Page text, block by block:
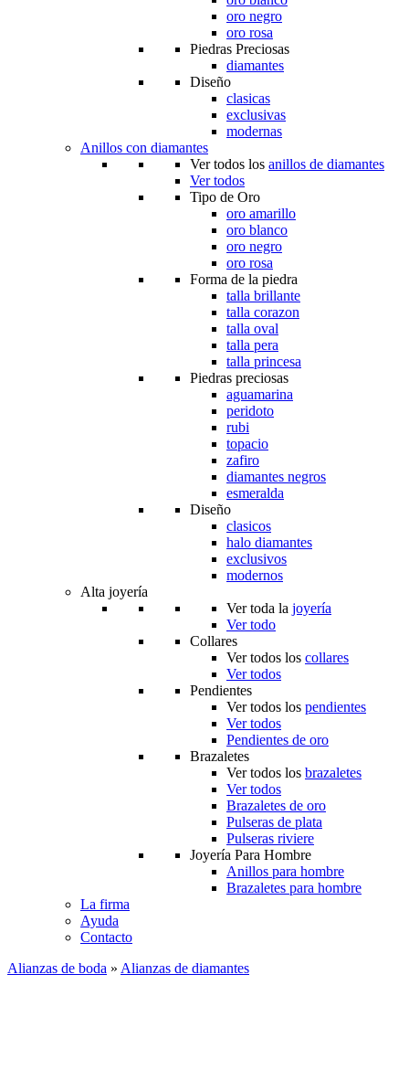
oro negro
oro rosa
Piedras Preciosas
diamantes
Diseño
clasicas
exclusivas
modernas
Anillos con diamantes
Ver todos los anillos de diamantes
Ver todos
Tipo de Oro
oro amarillo
oro blanco
oro negro
oro rosa
Forma de la piedra
talla brillante
talla corazon
talla oval
talla pera
talla princesa
Piedras preciosas
aguamarina
peridoto
rubi
topacio
zafiro
diamantes negros
esmeralda
Diseño
clasicos
halo diamantes
exclusivos
modernos
Alta joyería
Ver toda la joyería
Ver todo
Collares
Ver todos los collares
Ver todos
Pendientes
Ver todos los pendientes
Ver todos
Pendientes de oro
Brazaletes
Ver todos los brazaletes
Ver todos
Brazaletes de oro
Pulseras de plata
Pulseras riviere
Joyería Para Hombre
Anillos para hombre
Brazaletes para hombre
La firma
Ayuda
Contacto
Alianzas de boda » Alianzas de diamantes